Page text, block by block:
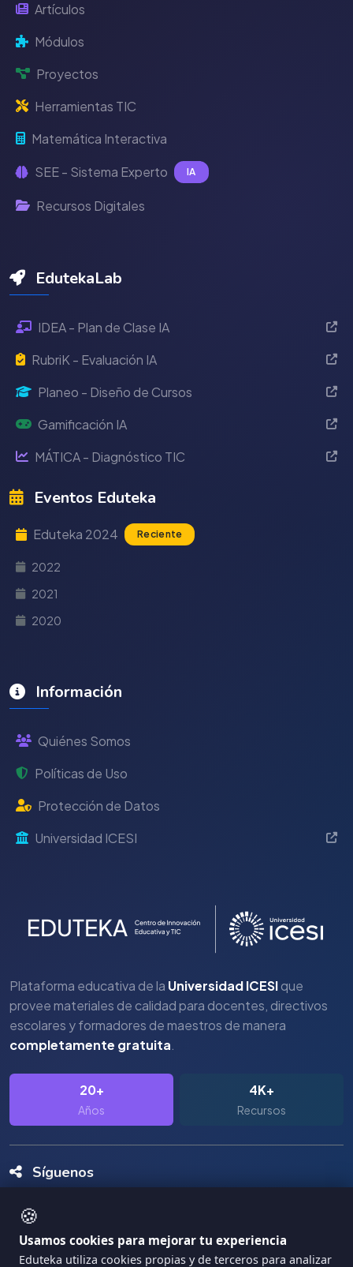
🍪
Usamos cookies para mejorar tu experiencia
Eduteka utiliza cookies propias y de terceros para analizar
Artículos
Módulos
Proyectos
Herramientas TIC
Matemática Interactiva
SEE - Sistema Experto IA
Recursos Digitales
EdutekaLab
IDEA - Plan de Clase IA
RubriK - Evaluación IA
Planeo - Diseño de Cursos
Gamificación IA
MÁTICA - Diagnóstico TIC
Eventos Eduteka
Eduteka 2024 Reciente
2022
2021
2020
Información
Quiénes Somos
Políticas de Uso
Protección de Datos
Universidad ICESI
Plataforma educativa de la Universidad ICESIque
provee materiales de calidad para docentes, directivos
escolares y formadores de maestros de manera
completamente gratuita.
20+
Años
4K+
Recursos
Síguenos